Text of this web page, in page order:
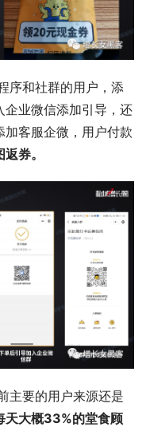
企业微信添加引导，还
客服企微，用户付款
券。
天大概33%的堂食顾